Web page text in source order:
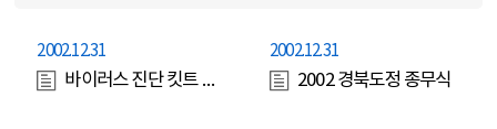
2002.12.31
바이러스 진단 킷트 활용법
2002.12.31
2002 경북도정 종무식